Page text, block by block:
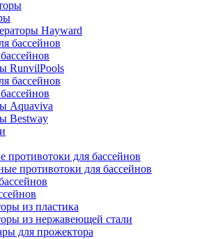
Hayward
RunvilPools
Aquaviva
Bestway
противотоки для бассейнов
противотоки для бассейнов
из пластика
из нержавеющей стали
для прожектора